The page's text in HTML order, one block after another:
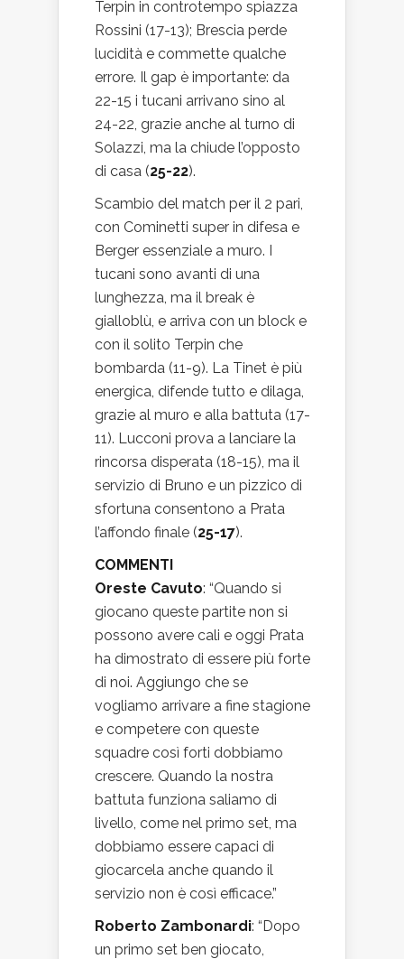
Terpin in controtempo spiazza
Rossini (17-13); Brescia perde
lucidità e commette qualche
errore. Il gap è importante: da
22-15 i tucani arrivano sino al
24-22, grazie anche al turno di
Solazzi, ma la chiude l’opposto
di casa (25-22).
Scambio del match per il 2 pari,
con Cominetti super in difesa e
Berger essenziale a muro. I
tucani sono avanti di una
lunghezza, ma il break è
gialloblù, e arriva con un block e
con il solito Terpin che
bombarda (11-9). La Tinet è più
energica, difende tutto e dilaga,
grazie al muro e alla battuta (17-
11). Lucconi prova a lanciare la
rincorsa disperata (18-15), ma il
servizio di Bruno e un pizzico di
sfortuna consentono a Prata
l’affondo finale (25-17).
COMMENTI
Oreste Cavuto: “Quando si
giocano queste partite non si
possono avere cali e oggi Prata
ha dimostrato di essere più forte
di noi. Aggiungo che se
vogliamo arrivare a fine stagione
e competere con queste
squadre così forti dobbiamo
crescere. Quando la nostra
battuta funziona saliamo di
livello, come nel primo set, ma
dobbiamo essere capaci di
giocarcela anche quando il
servizio non è così efficace.”
Roberto Zambonardi: “Dopo
un primo set ben giocato,